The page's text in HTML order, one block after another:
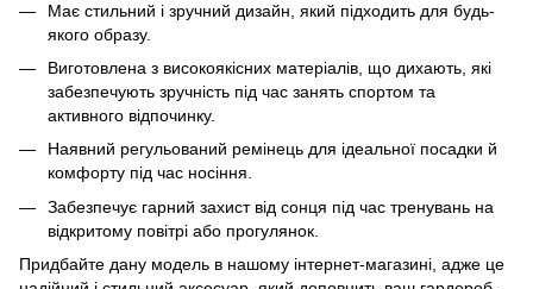
Має стильний і зручний дизайн, який підходить для будь-
якого образу.
Виготовлена з високоякісних матеріалів, що дихають, які
забезпечують зручність під час занять спортом та
активного відпочинку.
Наявний регульований ремінець для ідеальної посадки й
комфорту під час носіння.
Забезпечує гарний захист від сонця під час тренувань на
відкритому повітрі або прогулянок.
Придбайте дану модель в нашому інтернет-магазині, адже це